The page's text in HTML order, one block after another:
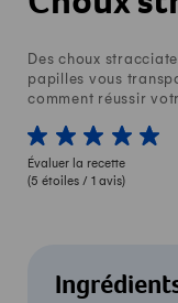
Des choux
papilles vous
comment réussir
1 von 5 étoiles
2 von 5 étoiles
3 von 5 étoiles
4 von 55 von
Évaluer la recette
(5 étoiles / 1 avis)